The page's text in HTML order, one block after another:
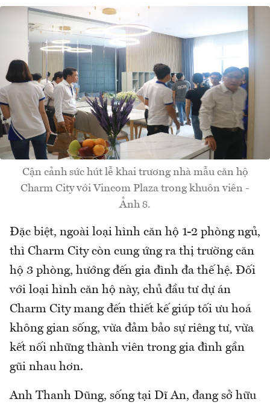
Cận cảnh sức hút lễ khai trương nhà mẫu căn hộ
Charm City với Vincom Plaza trong khuôn viên -
Ảnh 8.
Đặc biệt, ngoài loại hình căn hộ 1-2 phòng ngủ,
thì Charm City còn cung ứng ra thị trường căn
hộ 3 phòng, hướng đến gia đình đa thế hệ. Đối
với loại hình căn hộ này, chủ đầu tư dự án
Charm City mang đến thiết kế giúp tối ưu hoá
không gian sống, vừa đảm bảo sự riêng tư, vừa
kết nối những thành viên trong gia đình gần
gũi nhau hơn.
Anh Thanh Dũng, sống tại Dĩ An, đang sở hữu